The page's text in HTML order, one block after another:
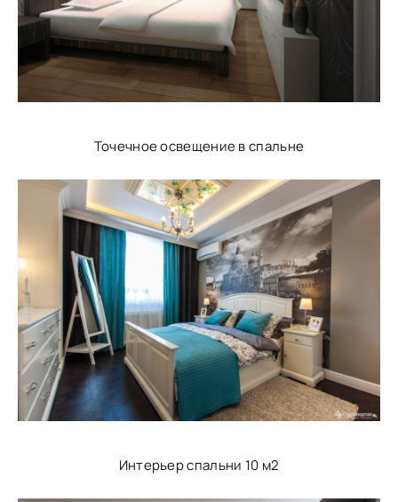
Точечное освещение в спальне
Интерьер спальни 10 м2